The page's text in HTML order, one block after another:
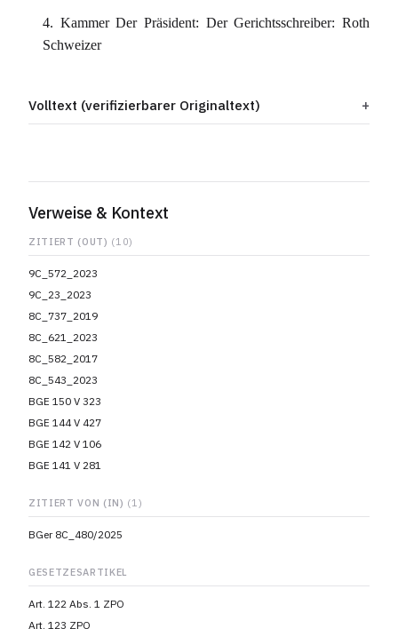
4. Kammer Der Präsident: Der Gerichtsschreiber: Roth
Schweizer
Volltext (verifizierbarer Originaltext)
Verweise & Kontext
ZITIERT (OUT) (10)
9C_572_2023
9C_23_2023
8C_737_2019
8C_621_2023
8C_582_2017
8C_543_2023
BGE 150 V 323
BGE 144 V 427
BGE 142 V 106
BGE 141 V 281
ZITIERT VON (IN) (1)
BGer 8C_480/2025
GESETZESARTIKEL
Art. 122 Abs. 1 ZPO
Art. 123 ZPO